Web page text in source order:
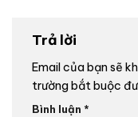
Trả lời
Email của bạn sẽ
trường bắt buộc
Bình luận *